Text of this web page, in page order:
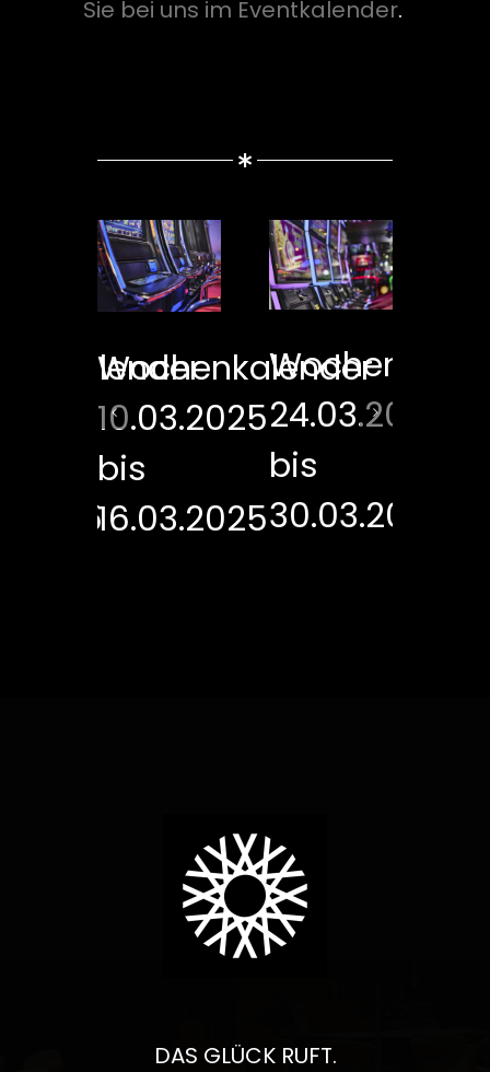
Sie bei uns im Eventkalender.
Wochenkalender
10.03.2025
bis
16.03.2025
24.03.2025
bis
30.03.2025
DAS GLÜCK RUFT.